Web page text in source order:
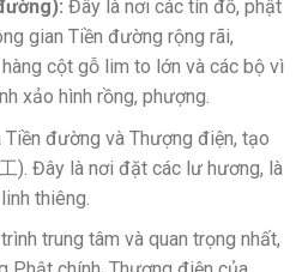
Đây là nơi các tín đồ, phật
gian Tiền đường rộng rãi,
cột gỗ lim to lớn và các bộ vì
xảo hình rồng, phượng.
Tiền đường và Thượng điện, tạo
). Đây là nơi đặt các lư hương, là
thiêng.
trung tâm và quan trọng nhất,